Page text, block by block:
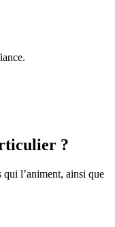
?
qui l’animent, ainsi que